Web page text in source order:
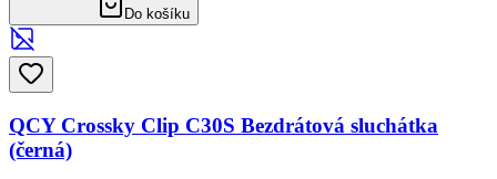
Do košíku
QCY Crossky Clip C30S Bezdrátová sluchátka
(černá)